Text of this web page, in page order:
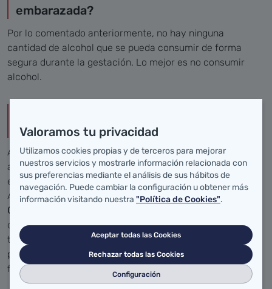
embarazada?
Por lo comentado anteriormente, no hay ninguna
cantidad de alcohol que se pueda consumir de forma
segura durante la gestación. Lo mejor es no consumir
alcohol.
problema con el alcohol?
Al centro de saludcorrespondiente, donde el médico de
atención primaria informará, valorará, tratará y derivara
en su caso, a un recurso especializado.
A lasUnidades de Conductas Adictivasdel Servicio
Cantabro de Salud.
de servicios, programas de información, orientación y
tratamiento. Pueden acudir a estas Unidades las
personas que presentan consumos problemáticos y/o sus
familiares.
Valoramos tu privacidad
Utilizamos cookies propias y de terceros para mejorar
nuestros servicios y mostrarle información relacionada con
sus preferencias mediante el análisis de sus hábitos de
navegación. Puede cambiar la configuración u obtener más
información visitando nuestra "Política de Cookies".
Aceptar todas las Cookies
Rechazar todas las Cookies
Configuración